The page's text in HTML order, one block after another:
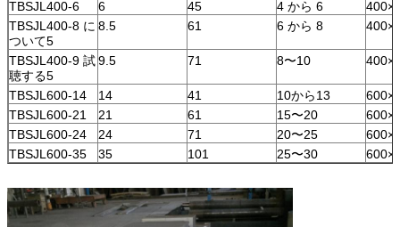
TBSJL400-6
6 45 4 から 6
TBSJL400-8 に
ついて5
8.5 61 6 から 8
TBSJL400-9 試
聴する5
9.5 71 8〜10
TBSJL600-14 14 41 10から13
TBSJL600-21
21 61 15〜20
TBSJL600-24
24 71 20〜25
TBSJL600-35
35 101 25〜30